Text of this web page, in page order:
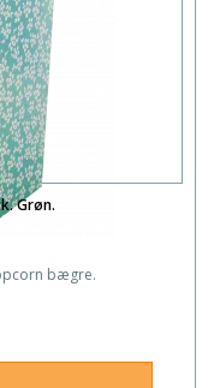
Grøn.
bægre.